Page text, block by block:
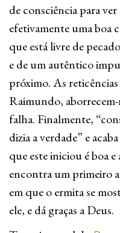
de consciência para
efetivamente uma boa
que está livre de
e de um autêntico
próximo. As
Raimundo,
falha. Finalmente,
dizia a verdade” e
que este iniciou é boa
encontra um primeiro
em que o ermita se
ele, e dá graças a Deus.